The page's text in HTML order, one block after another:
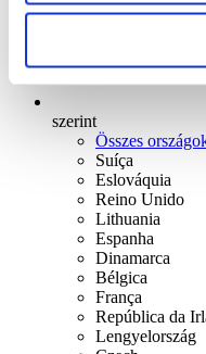
szerint
Összes
Suíça
Eslováquia
Reino Unido
Lithuania
Espanha
Dinamarca
Bélgica
França
República da
Lengyelország